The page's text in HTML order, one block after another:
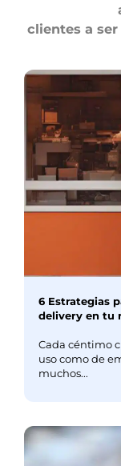
clientes a
6 Estrategias
delivery en tu
Cada céntimo
uso como de
muchos...